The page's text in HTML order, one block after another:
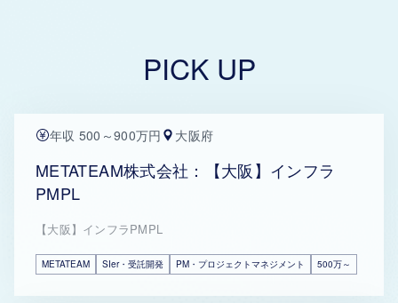
PICK UP
年収 500～900万円 大阪府
METATEAM株式会社：【大阪】インフラ
PMPL
【大阪】インフラPMPL
METATEAM SIer・受託開発 PM・プロジェクトマネジメント 500万～